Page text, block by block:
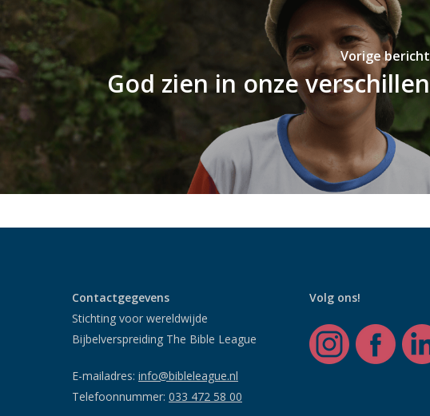
Vorige bericht
God zien in onze verschillen
Contactgegevens
Stichting voor wereldwijde
Bijbelverspreiding The Bible League
E-mailadres: info@bibleleague.nl
Telefoonnummer: 033 472 58 00
Volg ons!